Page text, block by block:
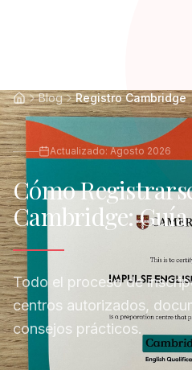
Blog Registro Cambridge
Actualizado: Agosto 2026
Cómo
Cambridge:
Todo el proceso de
centros autorizados,
consejos prácticos.